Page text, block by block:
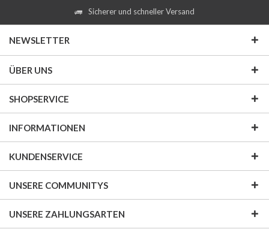
Sicherer und schneller Versand
NEWSLETTER
ÜBER UNS
SHOPSERVICE
INFORMATIONEN
KUNDENSERVICE
UNSERE COMMUNITYS
UNSERE ZAHLUNGSARTEN